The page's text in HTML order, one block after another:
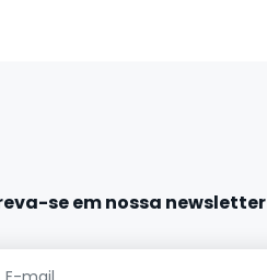
se em nossa newsletter